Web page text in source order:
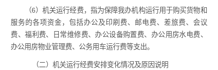
（6）机关运行经费，指为保障我办机构运行用于购买货物和
服务的各项资金，包括办公及印刷费、邮电费、差旅费、会议
费、福利费、日常维修费、办公设备购置费、办公用房水电费、
办公用房物业管理费、公务用车运行费等支出。
（二）机关运行经费安排变化情况及原因说明